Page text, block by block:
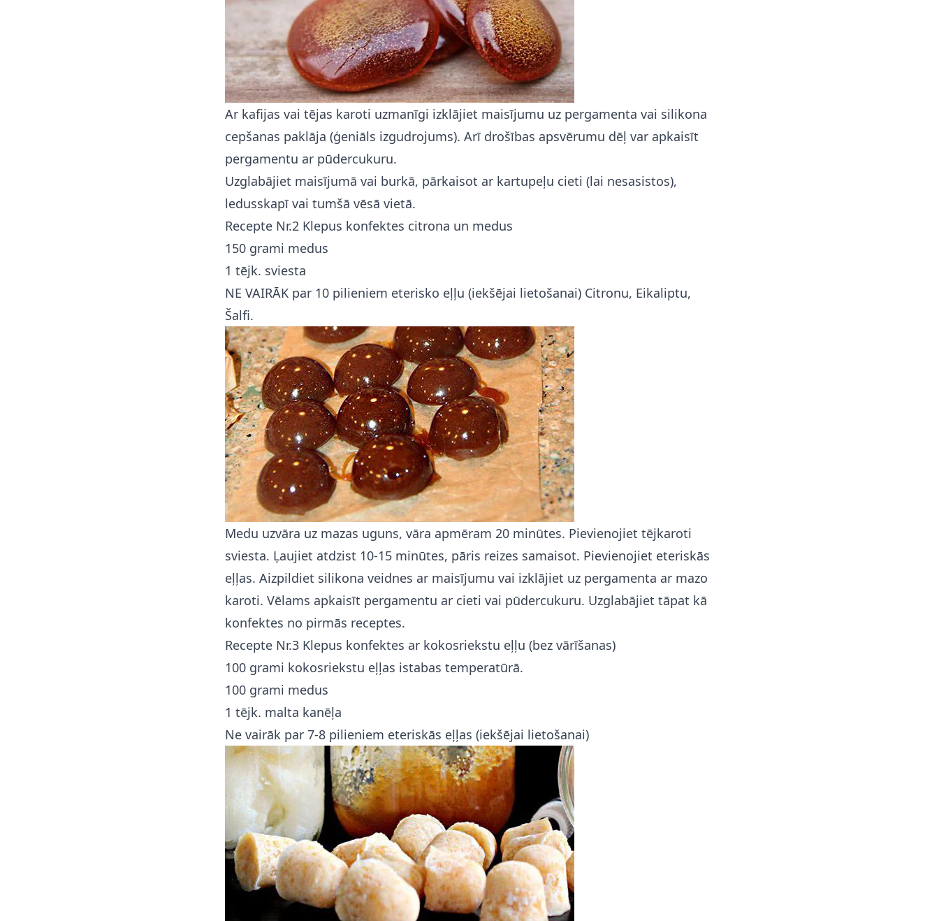
Ar kafijas vai tējas karoti uzmanīgi izklājiet maisījumu uz pergamenta vai silikona
cepšanas paklāja (ģeniāls izgudrojums). Arī drošības apsvērumu dēļ var apkaisīt
pergamentu ar pūdercukuru.
Uzglabājiet maisījumā vai burkā, pārkaisot ar kartupeļu cieti (lai nesasistos),
ledusskapī vai tumšā vēsā vietā.
Recepte Nr.2 Klepus konfektes citrona un medus
150 grami medus
1 tējk. sviesta
NE VAIRĀK par 10 pilieniem eterisko eļļu (iekšējai lietošanai) Citronu, Eikaliptu,
Šalfi.
Medu uzvāra uz mazas uguns, vāra apmēram 20 minūtes. Pievienojiet tējkaroti
sviesta. Ļaujiet atdzist 10-15 minūtes, pāris reizes samaisot. Pievienojiet eteriskās
eļļas. Aizpildiet silikona veidnes ar maisījumu vai izklājiet uz pergamenta ar mazo
karoti. Vēlams apkaisīt pergamentu ar cieti vai pūdercukuru. Uzglabājiet tāpat kā
konfektes no pirmās receptes.
Recepte Nr.3 Klepus konfektes ar kokosriekstu eļļu (bez vārīšanas)
100 grami kokosriekstu eļļas istabas temperatūrā.
100 grami medus
1 tējk. malta kanēļa
Ne vairāk par 7-8 pilieniem eteriskās eļļas (iekšējai lietošanai)